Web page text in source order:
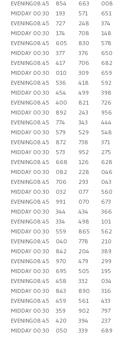
EVENING08:45 854 663 008
MIDDAY 00:30 193 571 651
EVENING08:45 727 248 374
MIDDAY 00:30 174 708 148
EVENING08:45 605 830 578
MIDDAY 00:30 377 376 650
EVENING08:45 417 706 682
MIDDAY 00:30 010 309 659
EVENING08:45 536 418 592
MIDDAY 00:30 454 499 398
EVENING08:45 400 821 726
MIDDAY 00:30 892 243 956
EVENING08:45 774 343 444
MIDDAY 00:30 579 529 548
EVENING08:45 872 738 371
MIDDAY 00:30 573 952 275
EVENING08:45 668 126 628
MIDDAY 00:30 082 228 046
EVENING08:45 706 293 043
MIDDAY 00:30 032 077 560
EVENING08:45 991 070 673
MIDDAY 00:30 344 434 366
EVENING08:45 334 498 101
MIDDAY 00:30 559 865 562
EVENING08:45 040 778 210
MIDDAY 00:30 842 204 389
EVENING08:45 970 479 299
MIDDAY 00:30 695 505 195
EVENING08:45 458 332 034
MIDDAY 00:30 843 890 316
EVENING08:45 459 561 433
MIDDAY 00:30 359 902 797
EVENING08:45 420 394 237
MIDDAY 00:30 050 339 689